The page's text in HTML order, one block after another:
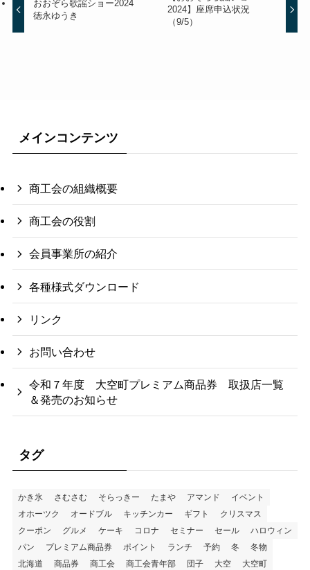
おおぞら歌謡ショー2024
徳永ゆうき
2024】座席申込状況
（9/5）
メインコンテンツ
商工会の組織概要
商工会の役割
会員事業所の紹介
各種様式ダウンロード
リンク
お問い合わせ
令和７年度 大空町プレミアム商品券 取扱店一覧
＆発売のお知らせ
タグ
かき氷 さむさむ そらっきー たまや アマンド
イベント
オホーツク
オードブル キッチンカー ギフト
クリスマス
クーポン
グルメ ケーキ コロナ セミナー セール
ハロウィン
パン
プレミアム商品券 ポイント ランチ 予約 冬
冬物
北海道
商品券 商工会 商工会青年部 団子 大空
大空町